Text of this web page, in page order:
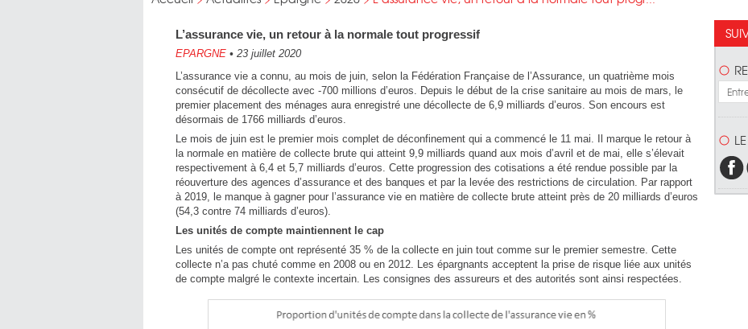
L’assurance vie, un retour à la normale tout progressif
EPARGNE • 23 juillet 2020
L’assurance vie a connu, au mois de juin, selon la Fédération Française de l’Assurance, un quatrième mois
consécutif de décollecte avec -700 millions d’euros. Depuis le début de la crise sanitaire au mois de mars, le
premier placement des ménages aura enregistré une décollecte de 6,9 milliards d’euros. Son encours est
désormais de 1766 milliards d’euros.
Le mois de juin est le premier mois complet de déconfinement qui a commencé le 11 mai. Il marque le retour à
la normale en matière de collecte brute qui atteint 9,9 milliards quand aux mois d’avril et de mai, elle s’élevait
respectivement à 6,4 et 5,7 milliards d’euros. Cette progression des cotisations a été rendue possible par la
réouverture des agences d’assurance et des banques et par la levée des restrictions de circulation. Par rapport
à 2019, le manque à gagner pour l’assurance vie en matière de collecte brute atteint près de 20 milliards d’euros
(54,3 contre 74 milliards d’euros).
Les unités de compte maintiennent le cap
Les unités de compte ont représenté 35 % de la collecte en juin tout comme sur le premier semestre. Cette
collecte n’a pas chuté comme en 2008 ou en 2012. Les épargnants acceptent la prise de risque liée aux unités
de compte malgré le contexte incertain. Les consignes des assureurs et des autorités sont ainsi respectées.